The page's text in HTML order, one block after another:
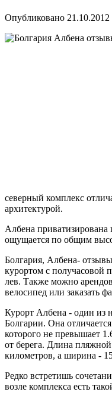
Опубликовано 21.10.2012
северный комплекс
архитектурой.
Албена
ощущается по общим
Болгария, Албена-
курортом с получасовой
лев. Также можно
велосипед или заказать
Курорт Албена - один из
Болгарии. Она
которого не превышает
от берега. Длина
километров, а ширина -
Редко встретишь
возле комплекса есть